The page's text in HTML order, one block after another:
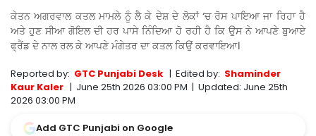
ਕੇਤਨ ਅਗਰਵਾਲ ਕਤਲ ਮਾਮਲੇ ਨੂੰ ਲੈ ਕੇ ਦੇਸ਼ ਦੇ ਲੋਕਾਂ ‘ਚ ਰੋਸ ਪਾਇਆ ਜਾ ਰਿਹਾ ਹੈ
ਅਤੇ ਹੁਣ ਸੀਆ ਗੋਇਲ ਦੀ ਹਰ ਪਾਸੇ ਨਿੰਦਿਆ ਹੋ ਰਹੀ ਹੈ ਕਿ ਉਸ ਨੇ ਆਪਣੇ ਬੁਆਏ
ਫ੍ਰੈਂਡ ਦੇ ਨਾਲ ਰਲ ਕੇ ਆਪਣੇ ਮੰਗੇਤਰ ਦਾ ਕਤਲ ਕਿਉਂ ਕਰਵਾਇਆ।
Reported by: GTC Punjabi Desk | Edited by: Shaminder
Kaur Kaler | June 25th 2026 03:00 PM | Updated: June 25th
2026 03:00 PM
Add GTC Punjabi on Google